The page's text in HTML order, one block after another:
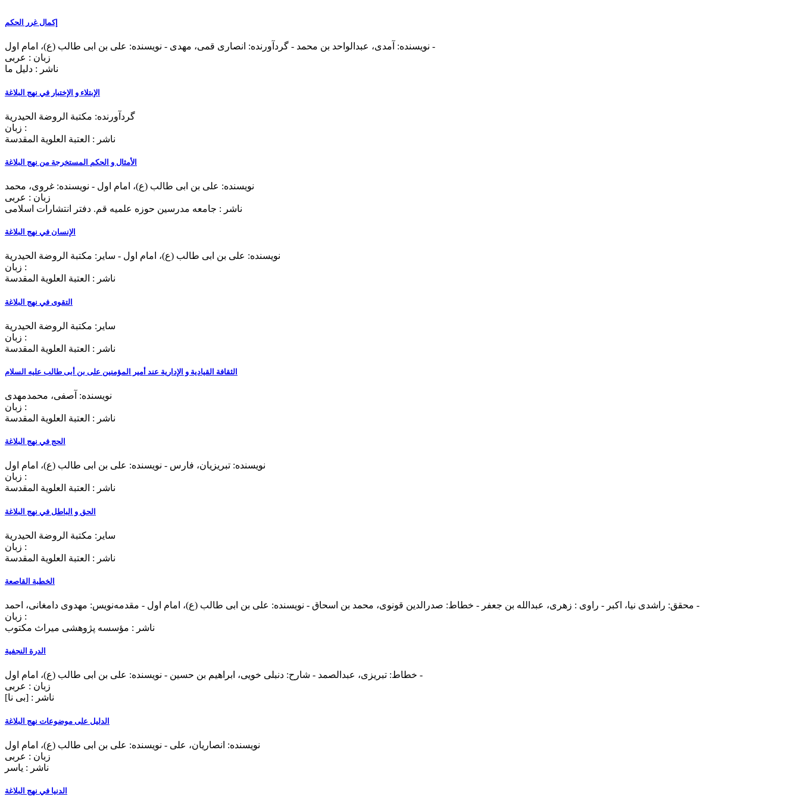
إکمال غرر الحکم
نویسنده: آمدی، عبدالواحد بن محمد - گردآورنده: انصاری قمی، مهدی - نویسنده: علی بن ابی طالب (ع)، امام اول -
زبان : عربی
ناشر : دليل ما
الإبتلاء و الإختبار في نهج البلاغة
گردآورنده: مکتبة الروضة الحیدریة
زبان :
ناشر : العتبة العلوية المقدسة
الأمثال و الحکم المستخرجة من نهج ‌البلاغة
نویسنده: علی بن ابی طالب (ع)، امام اول - نویسنده: غروی، محمد
زبان : عربی
ناشر : جامعه مدرسین حوزه علمیه قم. دفتر انتشارات اسلامی
الإنسان في نهج البلاغة
نویسنده: علی بن ابی طالب (ع)، امام اول - سایر: مکتبة الروضة الحیدریة
زبان :
ناشر : العتبة العلوية المقدسة
التقوی في نهج البلاغة
سایر: مکتبة الروضة الحیدریة
زبان :
ناشر : العتبة العلوية المقدسة
الثقافة القیادیة و الإداریة عند أمیر المؤمنین علی بن أبی طالب علیه السلام
نویسنده: آصفی، محمدمهدی
زبان :
ناشر : العتبة العلوية المقدسة
الحج في نهج ‌البلاغة
نویسنده: تبریزیان، فارس - نویسنده: علی بن ابی طالب (ع)، امام اول
زبان :
ناشر : العتبة العلوية المقدسة
الحق و الباطل في نهج البلاغة
سایر: مکتبة الروضة الحیدریة
زبان :
ناشر : العتبة العلوية المقدسة
الخطبة القاصعة
محقق: راشدی نیا، اکبر - راوی : زهری، عبدالله بن جعفر - خطاط: صدرالدین قونوی، محمد بن اسحاق - نویسنده: علی بن ابی طالب (ع)، امام اول - مقدمه‌نويس: مهدوی دامغانی، احمد -
زبان :
الدرة النجفیة
خطاط: تبریزی، عبدالصمد - شارح: دنبلی خویی، ابراهیم بن حسین - نویسنده: علی بن ابی طالب (ع)، امام اول -
زبان : عربی
ناشر : [بی‌ نا]
الدلیل علی موضوعات نهج البلاغة
نویسنده: انصاریان، علی - نویسنده: علی بن ابی طالب (ع)، امام اول
زبان : عربی
ناشر : ياسر
الدنیا في نهج البلاغة